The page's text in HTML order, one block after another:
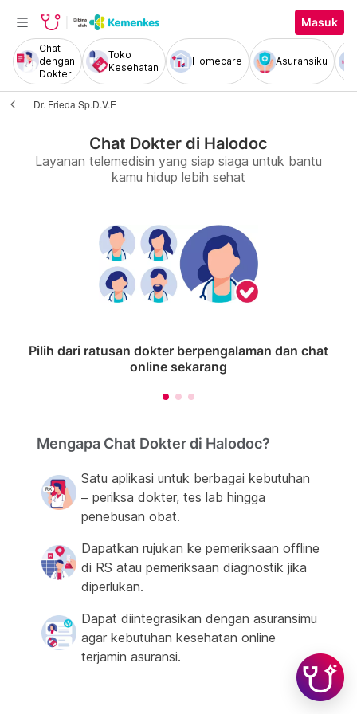
Masuk
Chat
dengan
Dokter
Toko
Kesehatan
Homecare Asuransiku
Dr. Frieda Sp.D.V.E
Chat Dokter di Halodoc
Layanan telemedisin yang siap siaga untuk bantu
kamu hidup lebih sehat
Pilih dari ratusan dokter berpengalaman dan chat
online sekarang
Mengapa Chat Dokter di Halodoc?
Satu aplikasi untuk berbagai kebutuhan
– periksa dokter, tes lab hingga
penebusan obat.
Dapatkan rujukan ke pemeriksaan offline
di RS atau pemeriksaan diagnostik jika
diperlukan.
Dapat diintegrasikan dengan asuransimu
agar kebutuhan kesehatan online
terjamin asuransi.